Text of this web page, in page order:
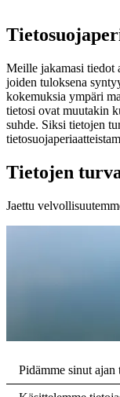
Meille jakamasi tiedot
joiden tuloksena
kokemuksia ympäri
tietosi ovat muutakin
suhde. Siksi tietojen
Tietojen
Jaettu
Pidämme sinut ajan